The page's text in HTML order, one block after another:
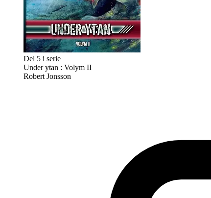
Del 5 i serie
Under ytan : Volym II
Robert Jonsson